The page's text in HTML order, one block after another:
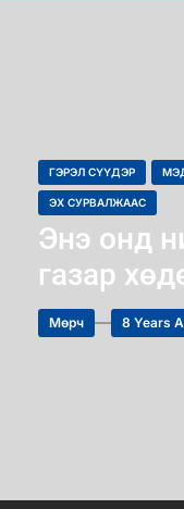
ГЭРЭЛ СҮҮДЭР
ЭХ СУРВАЛЖААС
Энэ онд
газар
Мөрч 8 Years